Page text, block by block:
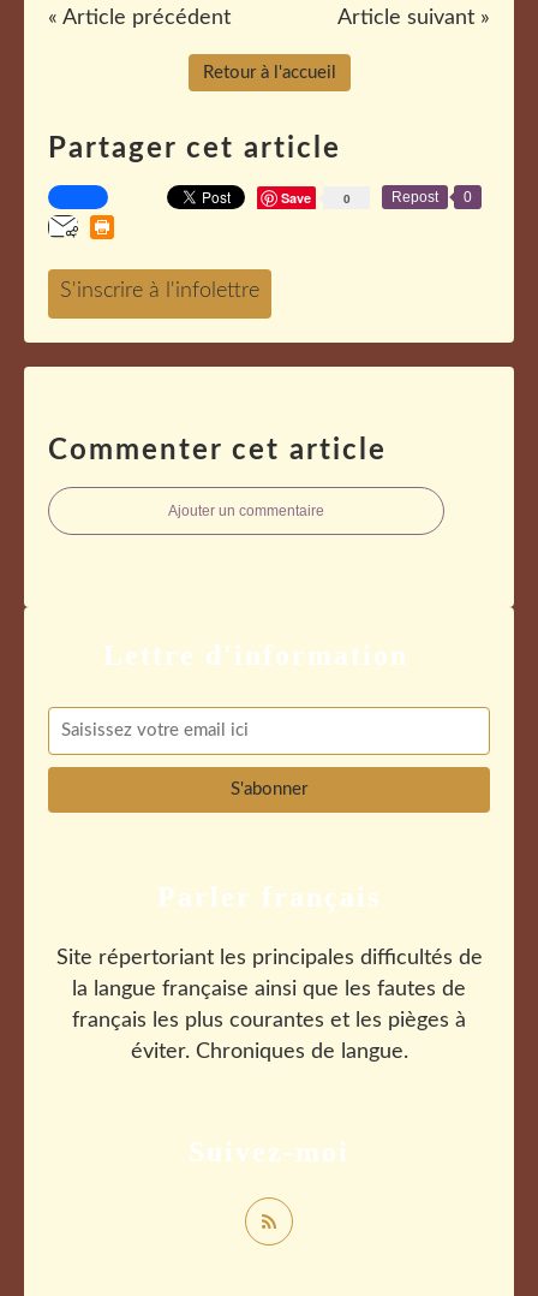
« Article précédent Article suivant »
Retour à l'accueil
Partager cet article
0
Save Repost 0
Commenter cet article
Ajouter un commentaire
Suivez-moi
Parler français
Site répertoriant les principales difficultés de
la langue française ainsi que les fautes de
français les plus courantes et les pièges à
éviter. Chroniques de langue.